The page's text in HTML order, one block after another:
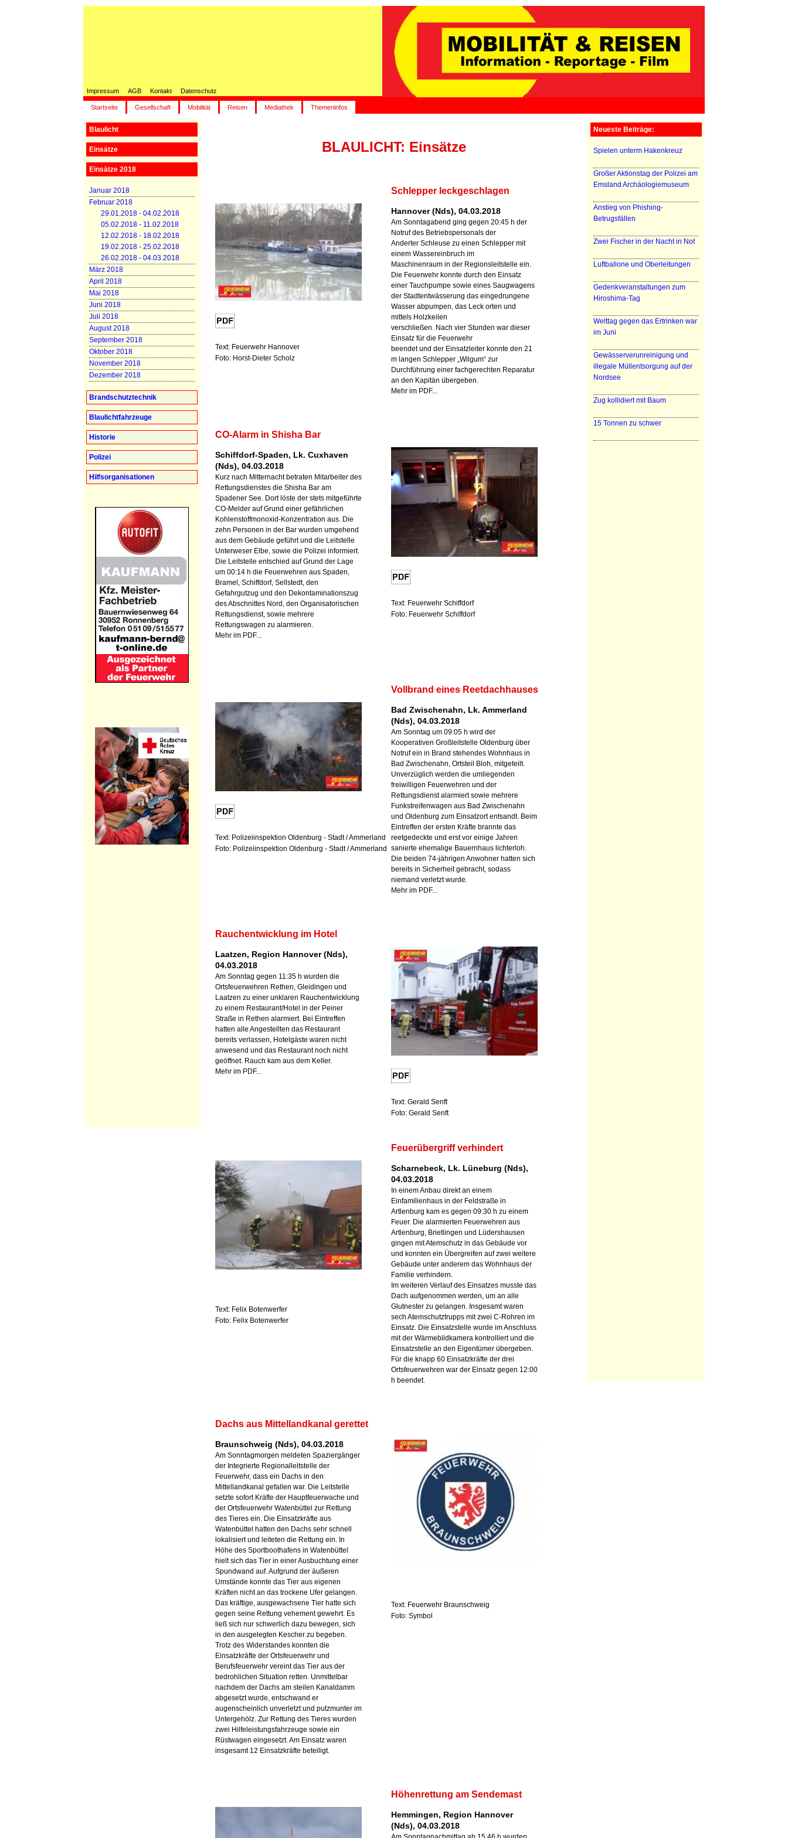
Impressum AGB Kontakt Datenschutz
Startseite Gesellschaft Mobilität Reisen Mediathek Themeninfos
Blaulicht
Einsätze
Einsätze 2018
Januar 2018
Februar 2018
29.01.2018 - 04.02.2018
05.02.2018 - 11.02.2018
12.02.2018 - 18.02.2018
19.02.2018 - 25.02.2018
26.02.2018 - 04.03.2018
März 2018
April 2018
Mai 2018
Juni 2018
Juli 2018
August 2018
September 2018
Oktober 2018
November 2018
Dezember 2018
Brandschutztechnik
Blaulichtfahrzeuge
Historie
Polizei
Hilfsorganisationen
Neueste Beiträge:
Spielen unterm Hakenkreuz
Großer Aktionstag der Polizei am
Emsland Archäologiemuseum
Anstieg von Phishing-
Betrugsfällen
Zwei Fischer in der Nacht in Not
Luftballone und Oberleitungen
Gedenkveranstaltungen zum
Hiroshima-Tag
Welttag gegen das Ertrinken war
im Juni
Gewässerverunreinigung und
illegale Müllentsorgung auf der
Nordsee
Zug kollidiert mit Baum
15 Tonnen zu schwer
BLAULICHT: Einsätze
Text: Feuerwehr Hannover
Foto: Horst-Dieter Scholz
Schlepper leckgeschlagen
Hannover (Nds), 04.03.2018
Am Sonntagabend ging gegen 20:45 h der
Notruf des Betriebspersonals der
Anderter Schleuse zu einen Schlepper mit
einem Wassereinbruch im
Maschinenraum in der Regionsleitstelle ein.
Die Feuerwehr konnte durch den Einsatz
einer Tauchpumpe sowie eines Saugwagens
der Stadtentwässerung das eingedrungene
Wasser abpumpen, das Leck orten und
mittels Holzkeilen
verschließen. Nach vier Stunden war dieser
Einsatz für die Feuerwehr
beendet und der Einsatzleiter konnte den 21
m langen Schlepper „Wilgum“ zur
Durchführung einer fachgerechten Reparatur
an den Kapitän übergeben.
Mehr im PDF...
Text: Feuerwehr Schiffdorf
Foto: Feuerwehr Schiffdorf
CO-Alarm in Shisha Bar
Schiffdorf-Spaden, Lk. Cuxhaven
(Nds), 04.03.2018
Kurz nach Mitternacht betraten Mitarbeiter des
Rettungsdienstes die Shisha Bar am
Spadener See. Dort löste der stets mitgeführte
CO-Melder auf Grund einer gefährlichen
Kohlenstoffmonoxid-Konzentration aus. Die
zehn Personen in der Bar wurden umgehend
aus dem Gebäude geführt und die Leitstelle
Unterweser Elbe, sowie die Polizei informiert.
Die Leitstelle entschied auf Grund der Lage
um 00:14 h die Feuerwehren aus Spaden,
Bramel, Schiffdorf, Sellstedt, den
Gefahrgutzug und den Dekontaminationszug
des Abschnittes Nord, den Organisatorischen
Rettungsdienst, sowie mehrere
Rettungswagen zu alarmieren.
Mehr im PDF...
Text: Polizeiinspektion Oldenburg - Stadt / Ammerland
Foto: Polizeiinspektion Oldenburg - Stadt / Ammerland
Vollbrand eines Reetdachhauses
Bad Zwischenahn, Lk. Ammerland
(Nds), 04.03.2018
Am Sonntag um 09:05 h wird der
Kooperativen Großleitstelle Oldenburg über
Notruf ein in Brand stehendes Wohnhaus in
Bad Zwischenahn, Ortsteil Bloh, mitgeteilt.
Unverzüglich werden die umliegenden
freiwilligen Feuerwehren und der
Rettungsdienst alarmiert sowie mehrere
Funkstreifenwagen aus Bad Zwischenahn
und Oldenburg zum Einsatzort entsandt. Beim
Eintreffen der ersten Kräfte brannte das
reetgedeckte und erst vor einige Jahren
sanierte ehemalige Bauernhaus lichterloh.
Die beiden 74-jährigen Anwohner hatten sich
bereits in Sicherheit gebracht, sodass
niemand verletzt wurde.
Mehr im PDF...
Text: Gerald Senft
Foto: Gerald Senft
Rauchentwicklung im Hotel
Laatzen, Region Hannover (Nds),
04.03.2018
Am Sonntag gegen 11:35 h wurden die
Ortsfeuerwehren Rethen, Gleidingen und
Laatzen zu einer unklaren Rauchentwicklung
zu einem Restaurant/Hotel in der Peiner
Straße in Rethen alarmiert. Bei Eintreffen
hatten alle Angestellten das Restaurant
bereits verlassen, Hotelgäste waren nicht
anwesend und das Restaurant noch nicht
geöffnet. Rauch kam aus dem Keller.
Mehr im PDF...
Text: Felix Botenwerfer
Foto: Felix Botenwerfer
Feuerübergriff verhindert
Scharnebeck, Lk. Lüneburg (Nds),
04.03.2018
In einem Anbau direkt an einem
Einfamilienhaus in der Feldstraße in
Artlenburg kam es gegen 09:30 h zu einem
Feuer. Die alarmierten Feuerwehren aus
Artlenburg, Brietlingen und Lüdershausen
gingen mit Atemschutz in das Gebäude vor
und konnten ein Übergreifen auf zwei weitere
Gebäude unter anderem das Wohnhaus der
Familie verhindern.
Im weiteren Verlauf des Einsatzes musste das
Dach aufgenommen werden, um an alle
Glutnester zu gelangen. Insgesamt waren
sech Atemschutztrupps mit zwei C-Rohren im
Einsatz. Die Einsatzstelle wurde im Anschluss
mit der Wärmebildkamera kontrolliert und die
Einsatzstelle an den Eigentümer übergeben.
Für die knapp 60 Einsatzkräfte der drei
Ortsfeuerwehren war der Einsatz gegen 12:00
h beendet.
Text: Feuerwehr Braunschweig
Foto: Symbol
Dachs aus Mittellandkanal gerettet
Braunschweig (Nds), 04.03.2018
Am Sonntagmorgen meldeten Spaziergänger
der Integrierte Regionalleitstelle der
Feuerwehr, dass ein Dachs in den
Mittellandkanal gefallen war. Die Leitstelle
setzte sofort Kräfte der Hauptfeuerwache und
der Ortsfeuerwehr Watenbüttel zur Rettung
des Tieres ein. Die Einsatzkräfte aus
Watenbüttel hatten den Dachs sehr schnell
lokalisiert und leiteten die Rettung ein. In
Höhe des Sportboothafens in Watenbüttel
hielt sich das Tier in einer Ausbuchtung einer
Spundwand auf. Aufgrund der äußeren
Umstände konnte das Tier aus eigenen
Kräften nicht an das trockene Ufer gelangen.
Das kräftige, ausgewachsene Tier hatte sich
gegen seine Rettung vehement gewehrt. Es
ließ sich nur schwerlich dazu bewegen, sich
in den ausgelegten Kescher zu begeben.
Trotz des Widerstandes konnten die
Einsatzkräfte der Ortsfeuerwehr und
Berufsfeuerwehr vereint das Tier aus der
bedrohlichen Situation retten. Unmittelbar
nachdem der Dachs am steilen Kanaldamm
abgesetzt wurde, entschwand er
augenscheinlich unverletzt und putzmunter im
Untergehölz. Zur Rettung des Tieres wurden
zwei Hilfeleistungsfahrzeuge sowie ein
Rüstwagen eingesetzt. Am Einsatz waren
insgesamt 12 Einsatzkräfte beteiligt.
Höhenrettung am Sendemast
Hemmingen, Region Hannover
(Nds), 04.03.2018